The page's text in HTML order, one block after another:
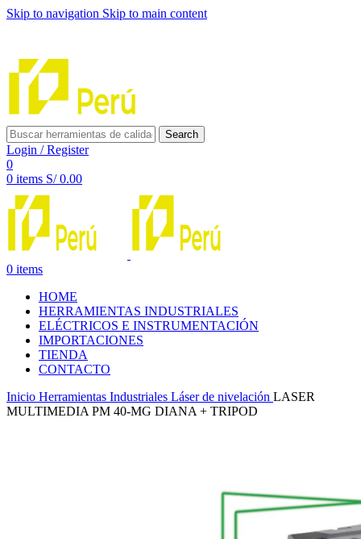
Skip to navigation Skip to main content
Search
Login / Register
0
0 items S/0.00
0 items
HOME
HERRAMIENTAS INDUSTRIALES
ELÉCTRICOS E INSTRUMENTACIÓN
IMPORTACIONES
TIENDA
CONTACTO
Inicio Herramientas Industriales Láser de nivelación LASER
MULTIMEDIA PM 40-MG DIANA + TRIPOD